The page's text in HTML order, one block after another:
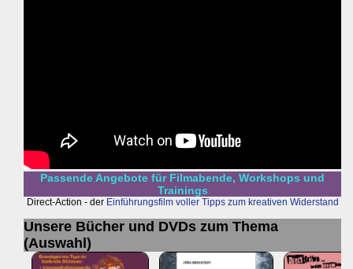
Passende Angebote für Filmabende, Workshops und
Trainings
Direct-Action - der Einführungsfilm voller Tipps zum kreativen Widerstand
Unsere Bücher und DVDs zum Thema
(Auswahl)